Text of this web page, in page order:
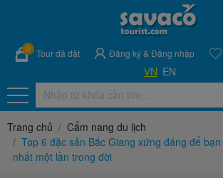
0 Tour đã đặt Đăng ký& Đăng nhập
VN EN
Trang chủ
Cẩm nang du lịch
Top 6 đặc sản Bắc Giang xứng đáng để
nhất một lần trong đời